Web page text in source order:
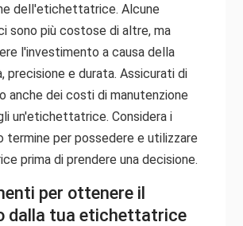
dell'etichettatrice. Alcune
sono più costose di altre, ma
l'investimento a causa della
precisione e durata. Assicurati di
anche dei costi di manutenzione
un'etichettatrice. Considera i
termine per possedere e utilizzare
prima di prendere una decisione.
per ottenere il
dalla tua etichettatrice